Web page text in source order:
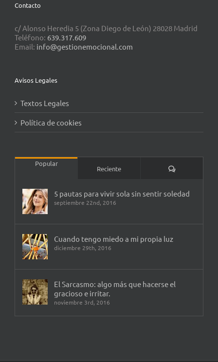
Contacto
c/ Alonso Heredia 5 (Zona Diego de León) 28028 Madrid
Teléfono: 639.317.609
Email: info@gestionemocional.com
Avisos Legales
Textos Legales
Política de cookies
Popular
Reciente Comentarios
5 pautas para vivir sola sin sentir soledad
septiembre 22nd, 2016
Cuando tengo miedo a mi propia luz
diciembre 29th, 2016
El Sarcasmo: algo más que hacerse el
gracioso e irritar.
noviembre 3rd, 2016